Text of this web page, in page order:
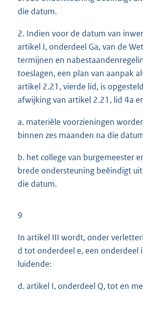
die datum.
2. Indien voor de datum van
artikel I, onderdeel Ga, van de
termijnen en
toeslagen, een plan van aanpak
artikel 2.21, vierde lid, is
afwijking van artikel 2.21, lid 4a
a. materiële voorzieningen
binnen zes maanden na die
b. het college van burgemeester
brede ondersteuning beëindigt
die datum.
9
In artikel III wordt, onder
d tot onderdeel e, een onderdeel
luidende:
d. artikel I, onderdeel Q, tot en